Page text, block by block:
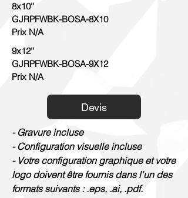
8x10''
GJRPFWBK-BOSA-8X10
Prix N/A
9x12''
GJRPFWBK-BOSA-9X12
Prix N/A
Devis
- Gravure incluse
- Configuration visuelle incluse
- Votre configuration graphique et votre
logo doivent être fournis dans l'un des
formats suivants : .eps, .ai, .pdf.